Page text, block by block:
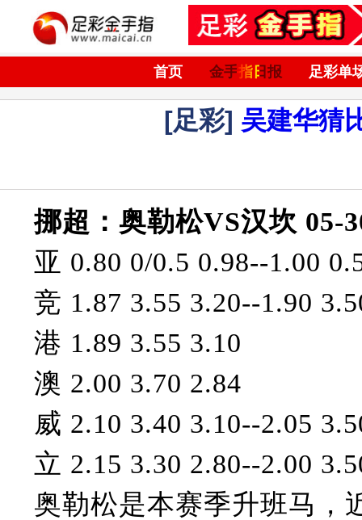
首页 金手指日报 足彩单
[足彩] 吴建华猜
挪超：奥勒松VS汉坎 05-
亚 0.80 0/0.5 0.98--1.00
竞 1.87 3.55 3.20--1.90
港 1.89 3.55 3.10
澳 2.00 3.70 2.84
威 2.10 3.40 3.10--2.05
立 2.15 3.30 2.80--2.00
奥勒松是本赛季升班马，